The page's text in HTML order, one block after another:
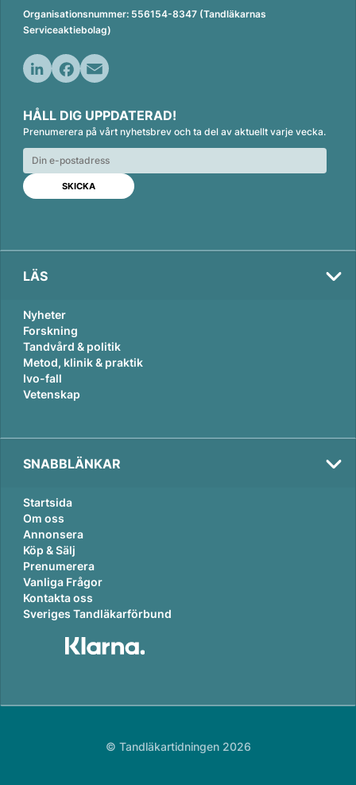
Organisationsnummer: 556154-8347 (Tandläkarnas
Serviceaktiebolag)
n
k
e
d
n
c
e
b
o
o
k
a
i
l
HÅLL DIG UPPDATERAD!
Prenumerera på vårt nyhetsbrev och ta del av aktuellt varje vecka.
LÄS
Nyheter
Forskning
Tandvård & politik
Metod, klinik & praktik
Ivo-fall
Vetenskap
SNABBLÄNKAR
Startsida
Om oss
Annonsera
Köp & Sälj
Prenumerera
Vanliga Frågor
Kontakta oss
Sveriges Tandläkarförbund
© Tandläkartidningen 2026